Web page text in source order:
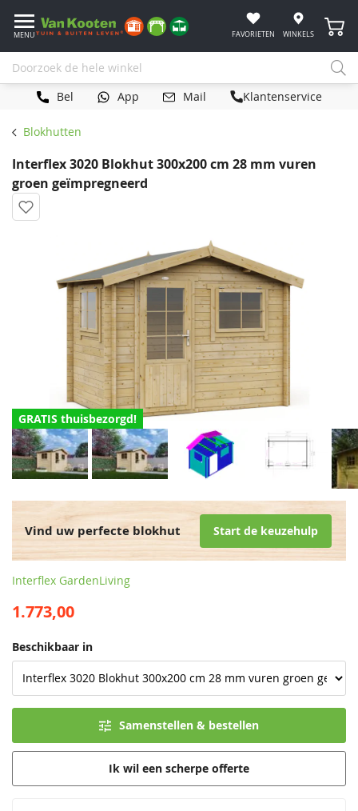
MENU FAVORIETEN WINKELS
Bel App Mail Klantenservice
Blokhutten
Interflex 3020 Blokhut 300x200 cm 28 mm vuren
groen geïmpregneerd
GRATIS thuisbezorgd!
Vind uw perfecte blokhut Start de keuzehulp
Interflex GardenLiving
1.773,00
Beschikbaar in
Samenstellen & bestellen
Ik wil een scherpe offerte